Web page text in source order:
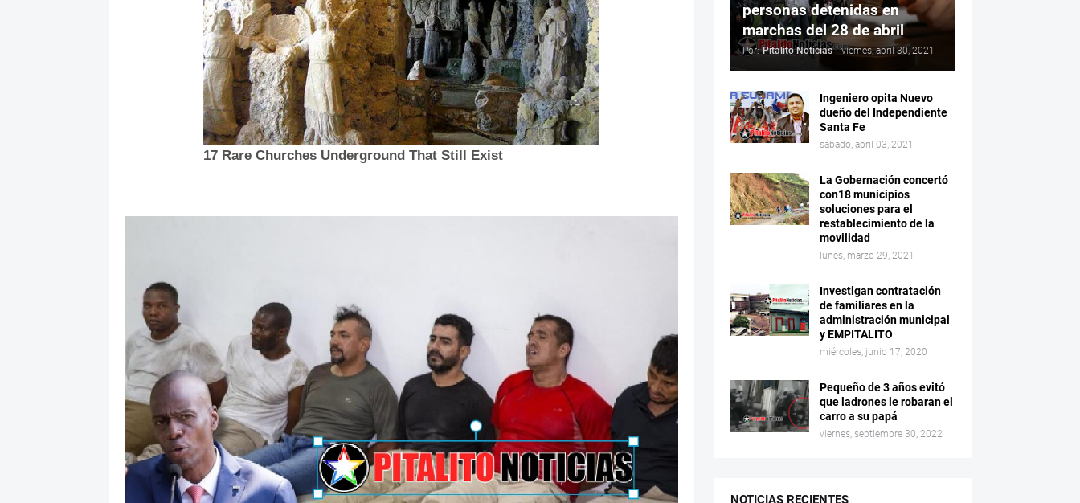
personas detenidas en
marchas del 28 de abril
Por: Pitalito Noticias - viernes, abril 30, 2021
Ingeniero opita Nuevo
dueño del Independiente
Santa Fe
sábado, abril 03, 2021
La Gobernación concertó
con18 municipios
soluciones para el
restablecimiento de la
movilidad
lunes, marzo 29, 2021
Investigan contratación
de familiares en la
administración municipal
y EMPITALITO
miércoles, junio 17, 2020
Pequeño de 3 años evitó
que ladrones le robaran el
carro a su papá
viernes, septiembre 30, 2022
NOTICIAS RECIENTES